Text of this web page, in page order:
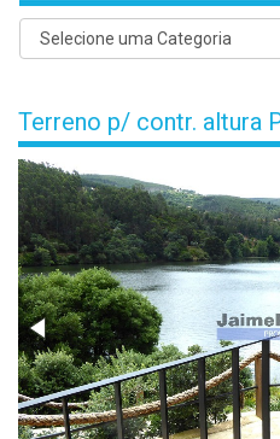
Terreno p/ contr. altura